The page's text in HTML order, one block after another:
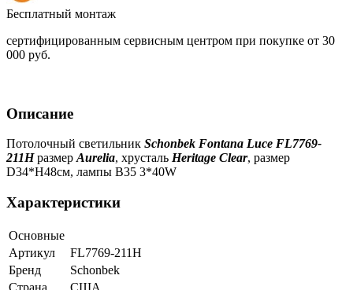
Бесплатный монтаж
сертифицированным сервисным центром при покупке от 30
000 руб.
Описание
Потолочный светильник Schonbek Fontana Luce FL7769-
211Hразмер Aurelia, хрусталь Heritage Clear, размер
D34*H48см, лампы B35 3*40W
Характеристики
Основные
Артикул
FL7769-211H
Бренд
Schonbek
Страна
США